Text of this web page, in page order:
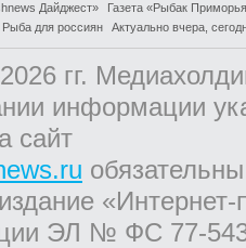
Дайджест»
Газета «Рыбак
Рыба для россиян Актуально вчера,
гг.
информации
сайт
ЭЛ № ФС 77-